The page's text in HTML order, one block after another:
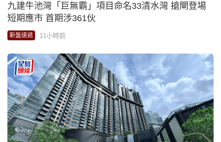
九建牛池灣「巨無霸」項目命名33清水灣 搶閘登場
短期應市 首期涉361伙
新盤速遞 11小時前